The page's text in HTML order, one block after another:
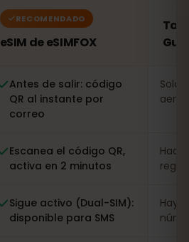
RECOMENDADO
eSIM de eSIMFOX
Antes de salir: código
QR al instante por
correo
Solo
Escanea el código QR,
activa en 2 minutos
Sigue activo (Dual-SIM):
disponible para SMS
Hay